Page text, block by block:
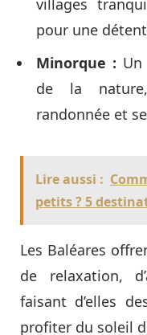
pour une
Minorque :
de la
randonnée et
Lire aussi :
petits ? 5
Les Baléares
de relaxation,
faisant d’elles
profiter du soleil